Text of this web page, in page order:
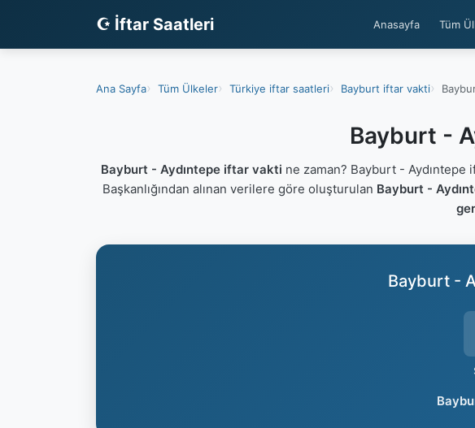
☪ İftar Saatleri Anasayfa Tüm
Ana Sayfa Tüm Ülkeler Türkiye iftar saatleri Bayburt iftar vakti
Bayburt -
Bayburt - Aydıntepe iftar vakti ne zaman? Bayburt - Aydıntepe
Başkanlığından alınan verilere göre oluşturulan Bayburt -
Bayburt -